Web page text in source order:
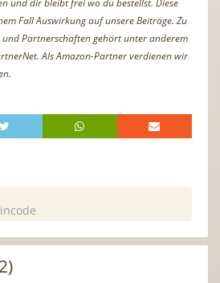
und dir bleibt frei wo du bestellst. Diese
Fall Auswirkung auf unsere Beiträge. Zu
Partnerschaften gehört unter anderem
Als Amazon-Partner verdienen wir